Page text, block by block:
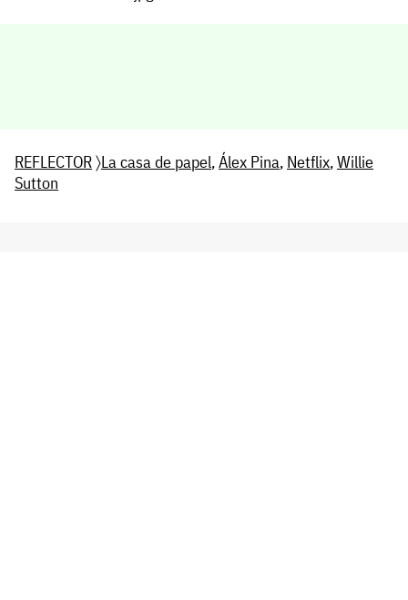
REFLECTOR〉La casa de papel,Álex Pina, Netflix,Willie
Sutton